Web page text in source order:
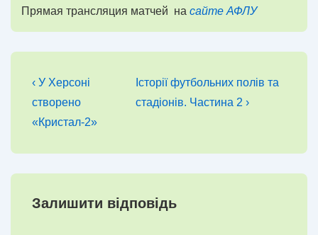
Прямая трансляция матчей на сайте АФЛУ
Навігація
записів
Попередній
запис
‹ У Херсоні
створено
«Кристал-2»
Наступний
запис
Історії футбольних полів та
стадіонів. Частина 2 ›
Залишити відповідь